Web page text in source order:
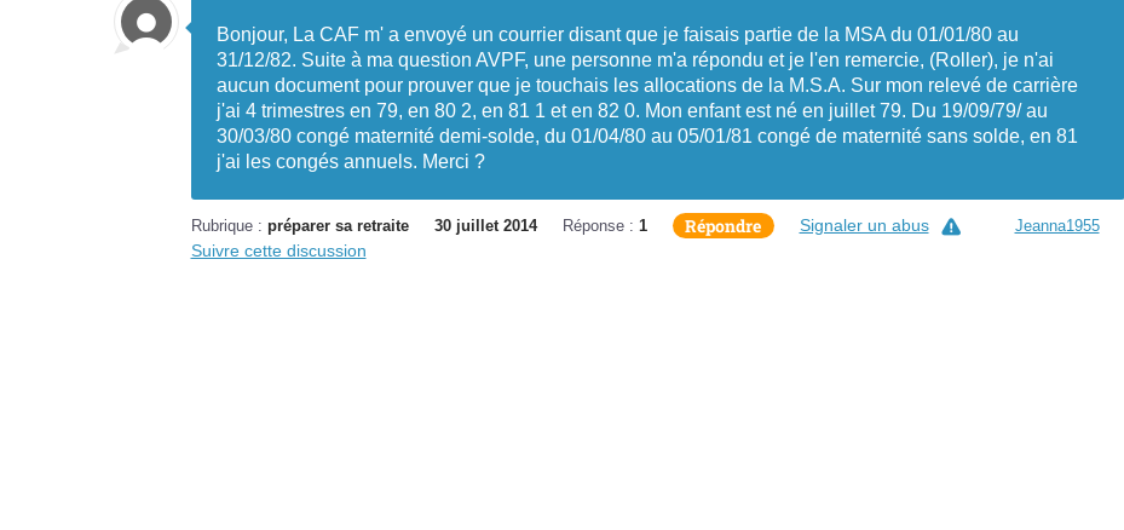
Bonjour, La CAF m' a envoyé un courrier disant que je faisais partie de la MSA du 01/01/80 au
31/12/82. Suite à ma question AVPF, une personne m'a répondu et je l'en remercie, (Roller), je n'ai
aucun document pour prouver que je touchais les allocations de la M.S.A. Sur mon relevé de carrière
j'ai 4 trimestres en 79, en 80 2, en 81 1 et en 82 0. Mon enfant est né en juillet 79. Du 19/09/79/ au
30/03/80 congé maternité demi-solde, du 01/04/80 au 05/01/81 congé de maternité sans solde, en 81
j'ai les congés annuels. Merci ?
Rubrique : préparer sa retraite 30 juillet 2014 Réponse : 1 Répondre Jeanna1955
Signaler un abus
Suivre cette discussion